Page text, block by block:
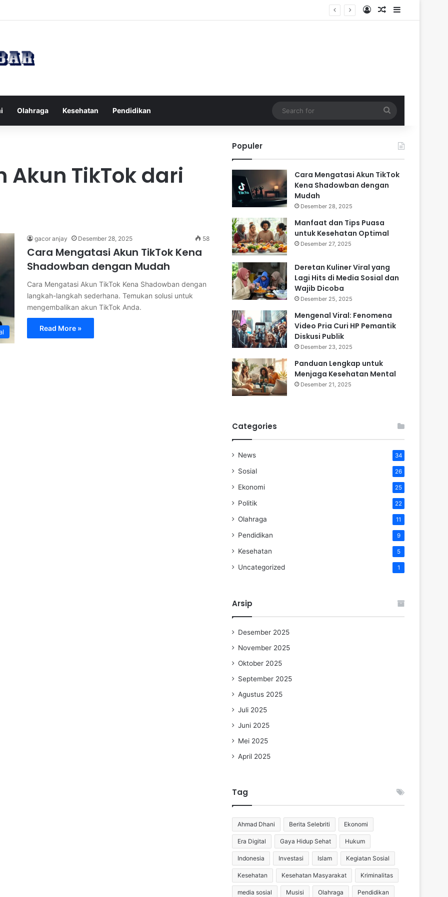
Log InRandom Article
Sidebar
Olahraga Kesehatan Pendidikan
for
TikTok dari
gacor anjay Desember 28, 2025 58
Cara Mengatasi Akun TikTok Kena
Shadowban dengan Mudah
Cara Mengatasi Akun TikTok Kena Shadowban dengan
langkah-langkah sederhana. Temukan solusi untuk
mengembalikan akun TikTok Anda.
Read More »
Populer
Cara Mengatasi Akun TikTok
Kena Shadowban dengan
Mudah
Desember 28, 2025
Manfaat dan Tips Puasa
untuk Kesehatan Optimal
Desember 27, 2025
Deretan Kuliner Viral yang
Lagi Hits di Media Sosial dan
Wajib Dicoba
Desember 25, 2025
Mengenal Viral: Fenomena
Video Pria Curi HP Pemantik
Diskusi Publik
Desember 23, 2025
Panduan Lengkap untuk
Menjaga Kesehatan Mental
Desember 21, 2025
Categories
News 34
Sosial 26
Ekonomi 25
Politik 22
Olahraga 11
Pendidikan 9
Kesehatan 5
Uncategorized 1
Arsip
Desember 2025
November 2025
Oktober 2025
September 2025
Agustus 2025
Juli 2025
Juni 2025
Mei 2025
April 2025
Tag
Ahmad Dhani Berita Selebriti Ekonomi
Era Digital Gaya Hidup Sehat Hukum
Indonesia Investasi Islam Kegiatan Sosial
Kesehatan Kesehatan Masyarakat Kriminalitas
media sosial Musisi Olahraga Pendidikan